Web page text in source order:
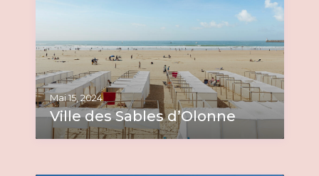
Mai 15, 2024
Ville des Sables d’Olonne